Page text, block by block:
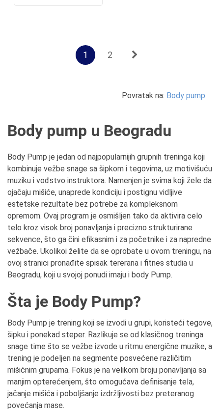
1 2
Povratak na: Body pump
Body pump u Beogradu
Body Pump je jedan od najpopularnijih grupnih treninga koji
kombinuje vežbe snage sa šipkom i tegovima, uz motivišuću
muziku i vođstvo instruktora. Namenjen je svima koji žele da
ojačaju mišiće, unaprede kondiciju i postignu vidljive
estetske rezultate bez potrebe za kompleksnom
opremom. Ovaj program je osmišljen tako da aktivira celo
telo kroz visok broj ponavljanja i precizno strukturirane
sekvence, što ga čini efikasnim i za početnike i za napredne
vežbače. Ukolikoi želite da se oprobate u ovom treningu, na
ovoj stranici pronađite spisak tererana i fitnes studia u
Beogradu, koji u svojoj ponudi imaju i body Pump.
Šta je Body Pump?
Body Pump je trening koji se izvodi u grupi, koristeći tegove,
šipku i ponekad steper. Razlikuje se od klasičnog treninga
snage time što se vežbe izvode u ritmu energične muzike, a
trening je podeljen na segmente posvećene različitim
mišićnim grupama. Fokus je na velikom broju ponavljanja sa
manjim opterećenjem, što omogućava definisanje tela,
jačanje mišića i poboljšanje izdržljivosti bez preteranog
povećanja mase.